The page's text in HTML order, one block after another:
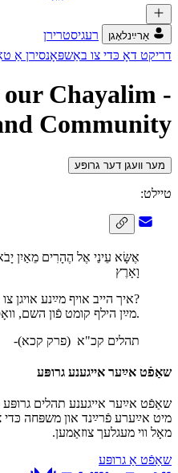
אַרײַנלאָגן
רעגיסטרירן
דריקט דאָ כּדי צו באַשפּאָנסירן אַ
Chayalim -
Community
מער וועגן דער גרופּע
טיילט:
אֶשָּׂא עֵינַי אֶל הֶהָרִים מֵאַיִן
וָאָרֶץ
-תהלים קכ"א (פרק קכא)
שאַפֿט אײַער אייגענע גרופּע
שאַפֿט אײַער אייגענע תהלים גרופּע
מיט אײַערע פֿרײַנד און משפּחה כּדי
מאָל ווי מעגלעך צוזאַמען.
שאַפֿט אַ גרופּע